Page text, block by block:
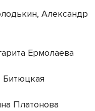
Александр
Ермолаева
Битюцкая
Платонова